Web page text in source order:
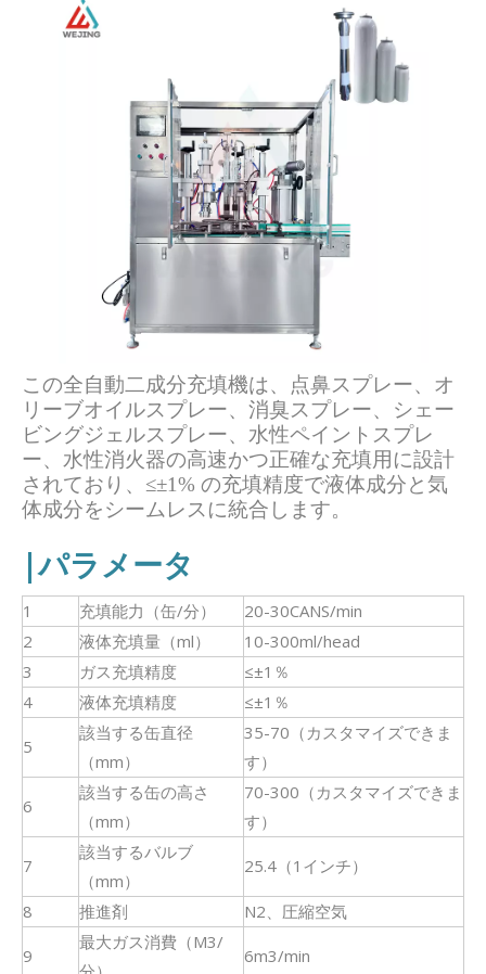
この全自動二成分充填機は、点鼻スプレー、オ
リーブオイルスプレー、消臭スプレー、シェー
ビングジェルスプレー、水性ペイントスプレ
ー、水性消火器の高速かつ正確な充填用に設計
されており、‌≤±1% の充填精度‌で液体成分と気
体成分をシームレスに統合します。
|パラメータ
1 充填能力（缶/分）
20-30CANS/min
2
液体充填量（ml）
10-300ml/head
3
ガス充填精度
≤±1％
4
液体充填精度 ≤±1％
5
該当する缶直径
（mm）
35-70（カスタマイズできま
す）
6
該当する缶の高さ
（mm）
70-300（カスタマイズできま
す）
7
該当するバルブ
（mm）
25.4（1インチ）
8 推進剤 N2、圧縮空気
9
最大ガス消費（M3/
6m3/min